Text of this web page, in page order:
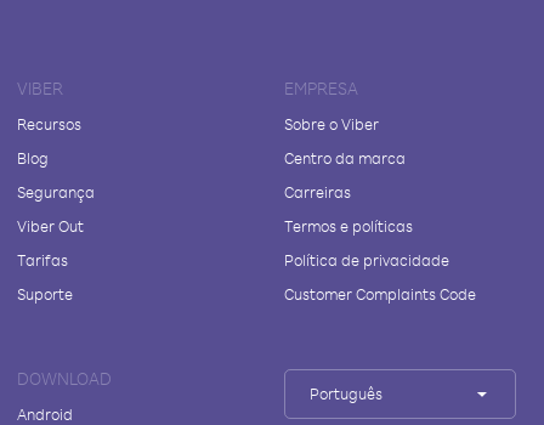
VIBER
Recursos
Blog
Segurança
Viber Out
Tarifas
Suporte
EMPRESA
Sobre o Viber
Centro da marca
Carreiras
Termos e políticas
Política de privacidade
Customer Complaints Code
DOWNLOAD
Android
Português